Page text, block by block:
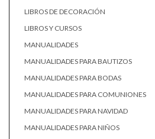
LIBROS DE DECORACIÓN
LIBROS Y CURSOS
MANUALIDADES
MANUALIDADES PARA BAUTIZOS
MANUALIDADES PARA BODAS
MANUALIDADES PARA COMUNIONES
MANUALIDADES PARA NAVIDAD
MANUALIDADES PARA NIÑOS